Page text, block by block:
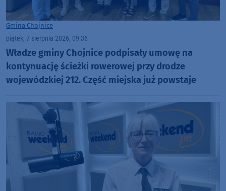
Gmina Chojnice
piątek, 7 sierpnia 2026, 09:36
Władze gminy Chojnice podpisały umowę na
kontynuację ścieżki rowerowej przy drodze
wojewódzkiej 212. Część miejska już powstaje